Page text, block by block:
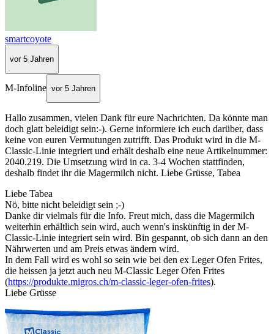
smartcoyote
vor 5 Jahren
M-Infoline vor 5 Jahren
Hallo zusammen, vielen Dank für eure Nachrichten. Da könnte man
doch glatt beleidigt sein:-). Gerne informiere ich euch darüber, dass
keine von euren Vermutungen zutrifft. Das Produkt wird in die M-
Classic-Linie integriert und erhält deshalb eine neue Artikelnummer:
2040.219. Die Umsetzung wird in ca. 3-4 Wochen stattfinden,
deshalb findet ihr die Magermilch nicht. Liebe Grüsse, Tabea
Liebe Tabea
Nö, bitte nicht beleidigt sein ;-)
Danke dir vielmals für die Info. Freut mich, dass die Magermilch
weiterhin erhältlich sein wird, auch wenn's inskünftig in der M-
Classic-Linie integriert sein wird. Bin gespannt, ob sich dann an den
Nährwerten und am Preis etwas ändern wird.
In dem Fall wird es wohl so sein wie bei den ex Leger Ofen Frites,
die heissen ja jetzt auch neu M-Classic Leger Ofen Frites
(https://produkte.migros.ch/m-classic-leger-ofen-frites).
Liebe Grüsse